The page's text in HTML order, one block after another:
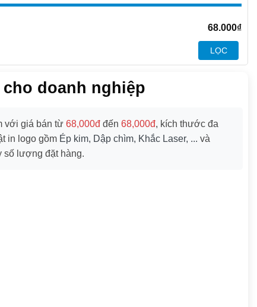
68.000₫
LỌC
doanh nghiệp
với giá bán từ 68,000đ đến 68,000đ, kích thước đa
in logo gồm Ép kim, Dập chìm, Khắc Laser, ... và
số lượng đặt hàng.